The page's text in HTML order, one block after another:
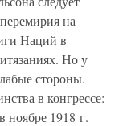
на
Наций в
Но у
стороны.
в конгрессе:
ноябре 1918 г.